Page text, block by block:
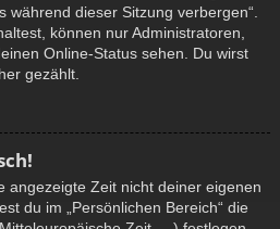
während dieser Sitzung verbergen“.
können nur Administratoren,
Online-Status sehen. Du wirst
gezählt.
angezeigte Zeit nicht deiner eigenen
du im „Persönlichen Bereich“ die